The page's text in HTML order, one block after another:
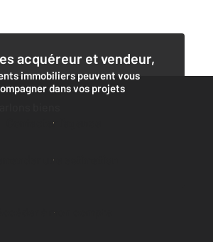
acquéreur et vendeur,
immobiliers peuvent vous
dans vos projets
Contacter l'agence
Demander une estimation
biens
Accéder à mon compte